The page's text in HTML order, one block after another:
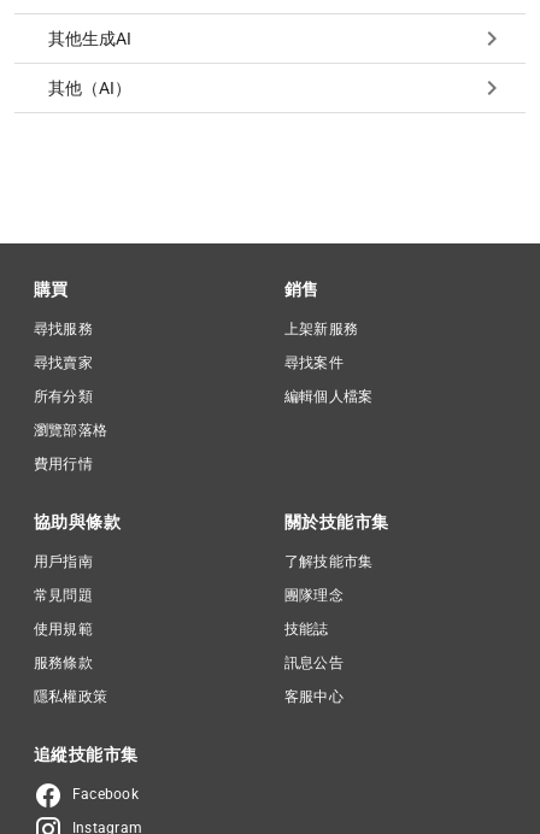
其他生成AI
其他（AI）
購買
尋找服務
尋找賣家
所有分類
瀏覽部落格
費用行情
銷售
上架新服務
尋找案件
編輯個人檔案
協助與條款
用戶指南
常見問題
使用規範
服務條款
隱私權政策
關於技能市集
了解技能市集
團隊理念
技能誌
訊息公告
客服中心
追縱技能市集
Facebook
Instagram